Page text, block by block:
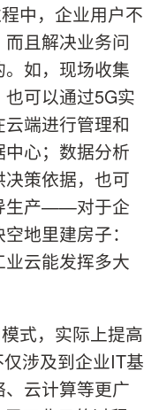
中，企业用户不
且解决业务问
如，现场收集
可以通过5G实
端进行管理和
心；数据分析
策依据，也可
生产——对于企
地里建房子：
云能发挥多大
式，实际上提高
涉及到企业IT基
云计算等更广